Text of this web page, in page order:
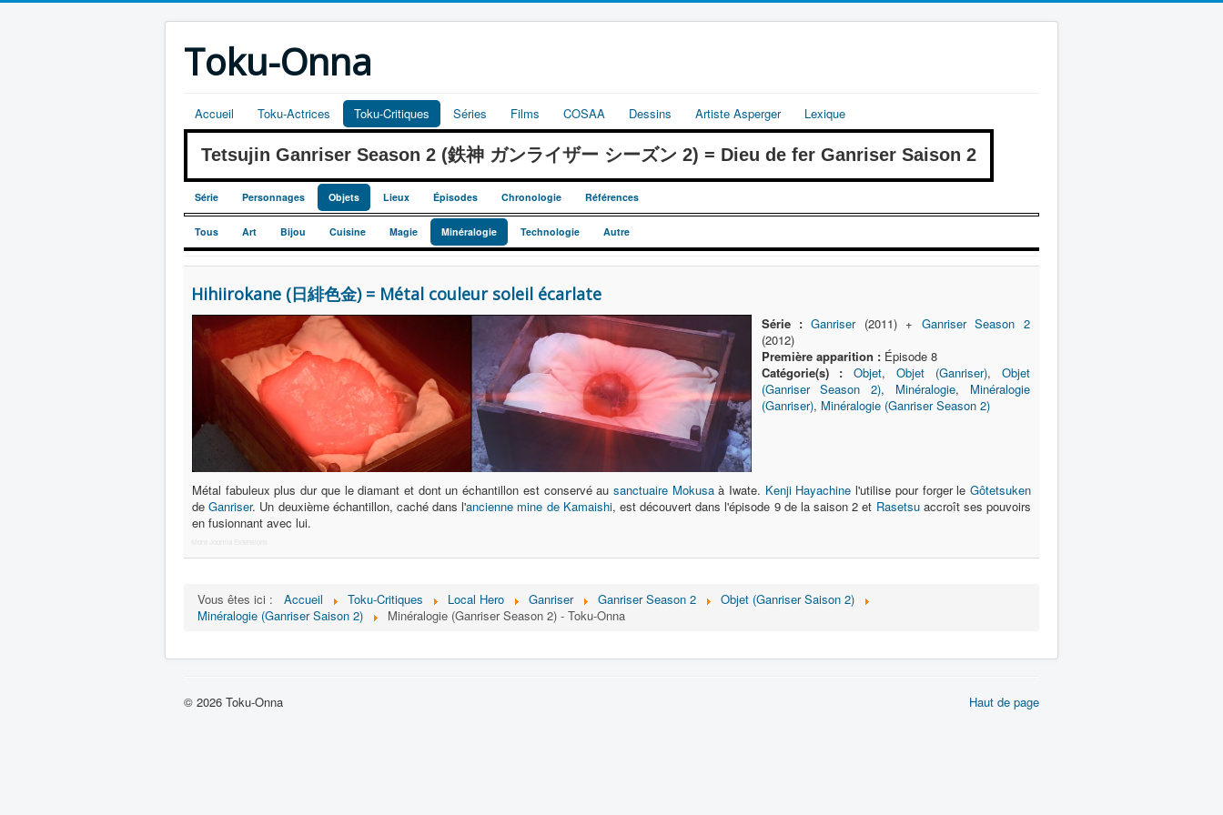
Toku-Onna
Accueil Toku-Actrices Toku-Critiques Séries Films COSAA Dessins Artiste Asperger Lexique
Tetsujin Ganriser Season 2 (鉄神 ガンライザー シーズン 2) = Dieu de fer Ganriser Saison 2
Série Personnages Objets Lieux Épisodes Chronologie Références
Tous Art Bijou Cuisine Magie Minéralogie Technologie Autre
Hihiirokane (日緋色金) = Métal couleur soleil écarlate
Série : Ganriser(2011) + Ganriser Season 2
(2012)
Première apparition :Épisode 8
Catégorie(s) :
Objet,Objet (Ganriser), Objet
(Ganriser Season 2), Minéralogie, Minéralogie
(Ganriser), Minéralogie (Ganriser Season 2)
Métal fabuleux plus dur que le diamant et dont un échantillon est conservé au sanctuaire Mokusaà Iwate. Kenji Hayachine l'utilise pour forger leGôtetsuken
deGanriser. Un deuxième échantillon, caché dans l'ancienne mine de Kamaishi, est découvert dans l'épisode 9 de la saison 2 et Rasetsuaccroît ses pouvoirs
en fusionnant avec lui.
More Joomla Extensions
Vous êtes ici : Accueil Toku-Critiques Local Hero Ganriser Ganriser Season 2
Objet (Ganriser Saison 2)
Minéralogie (Ganriser Saison 2)
Minéralogie (Ganriser Season 2) - Toku-Onna
Haut de page
© 2026 Toku-Onna